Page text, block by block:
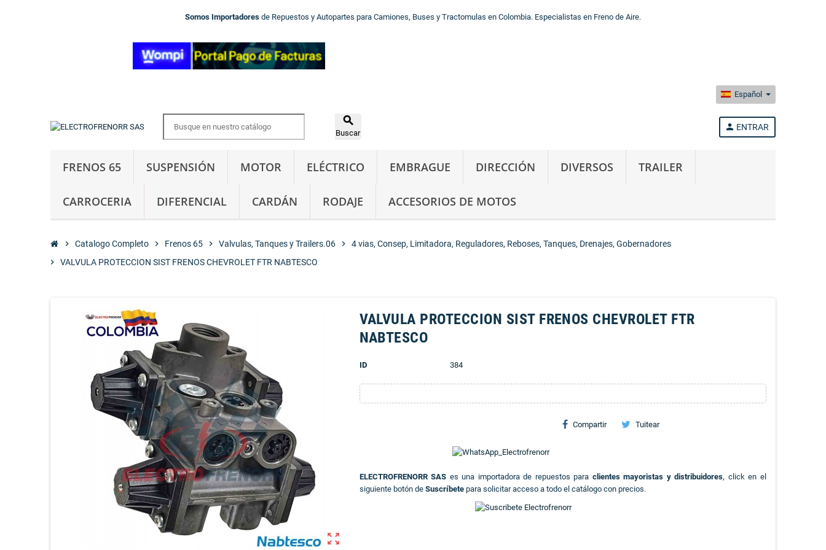
Somos Importadores de Repuestos y Autopartes para Camiones, Buses y Tractomulas en Colombia. Especialistas en Freno de Aire.
Español

Buscar
person ENTRAR
FRENOS 65 SUSPENSIÓN MOTOR ELÉCTRICO EMBRAGUE DIRECCIÓN DIVERSOS TRAILER
CARROCERIA DIFERENCIAL CARDÁN RODAJE ACCESORIOS DE MOTOS
chevron_right Catalogo Completo chevron_right Frenos 65 chevron_right Valvulas, Tanques y Trailers.06 chevron_right
4 vias, Consep, Limitadora, Reguladores, Reboses, Tanques, Drenajes, Gobernadores
chevron_right
VALVULA PROTECCION SIST FRENOS CHEVROLET FTR NABTESCO
zoom_out_map
VALVULA PROTECCION SIST FRENOS CHEVROLET FTR
NABTESCO
ID 384
Compartir Tuitear
ELECTROFRENORR SAS es una importadora de repuestos para clientes mayoristas y distribuidores, click en el
siguiente botón de Suscríbetepara solicitar acceso a todo el catálogo con precios.